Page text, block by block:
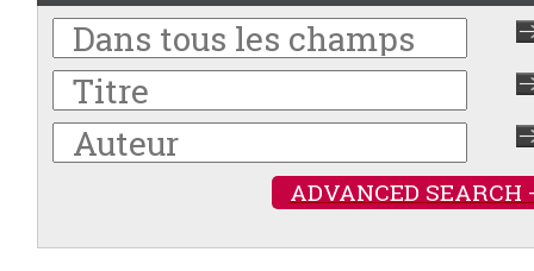
ADVANCED SEARCH